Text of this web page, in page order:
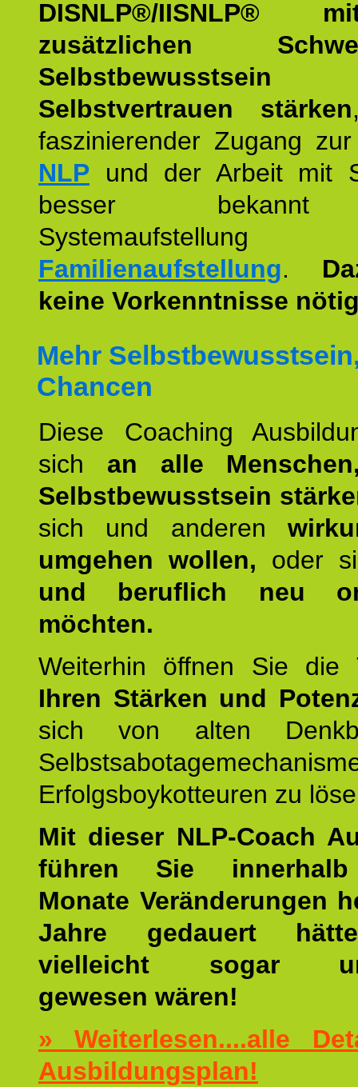
DISNLP®/IISNLP®
zusätzlichen
Selbstvertrauen stärken
faszinierender Zugang
NLP und der Arbeit mit
besser
Familienaufstellung.
keine Vorkenntnisse
Mehr
Chancen
Diese Coaching
sich an alle
Selbstbewusstsein
sich und anderen
umgehen wollen, oder
und beruflich neu
möchten.
Weiterhin öffnen Sie
Ihren Stärken und
sich von alten
Erfolgsboykotteuren zu
Mit dieser NLP-Coach
führen Sie
Monate Veränderungen
Jahre gedauert
vielleicht sogar
gewesen wären!
» Weiterlesen....alle
Ausbildungsplan!